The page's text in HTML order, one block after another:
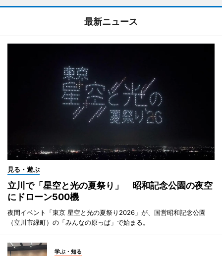
最新ニュース
見る・遊ぶ
立川で「星空と光の夏祭り」 昭和記念公園の夜空
にドローン500機
夜間イベント「東京 星空と光の夏祭り2026」が、国営昭和記念公園
（立川市緑町）の「みんなの原っぱ」で始まる。
学ぶ・知る